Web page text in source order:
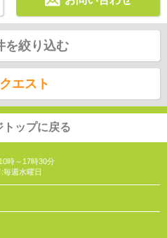
を絞り込む
エスト
トップに戻る
時～17時30分
毎週水曜日